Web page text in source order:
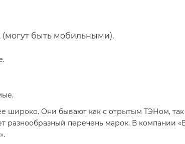
быть мобильными).
широко. Они бывают как с отрытым ТЭНом,
разнообразный перечень марок. В компании